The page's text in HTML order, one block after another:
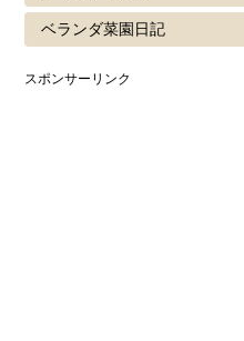
ベランダ菜園日記
スポンサーリンク